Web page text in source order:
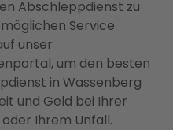
Abschleppdienst zu
Service
unser
um den besten
in Wassenberg
und Geld bei Ihrer
Ihrem Unfall.